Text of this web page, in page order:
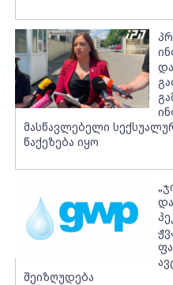
მასწავლებელი
წაქეზება იყო
შეიზღუდება